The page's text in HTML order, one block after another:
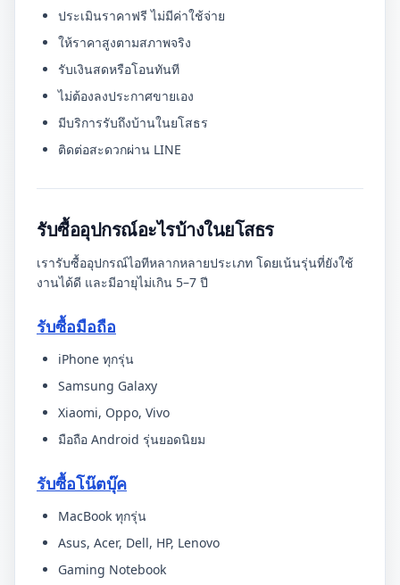
ประเมินราคาฟรี ไม่มีค่าใช้จ่าย
ให้ราคาสูงตามสภาพจริง
รับเงินสดหรือโอนทันที
ไม่ต้องลงประกาศขายเอง
มีบริการรับถึงบ้านในยโสธร
ติดต่อสะดวกผ่าน LINE
รับซื้ออุปกรณ์อะไรบ้างในยโสธร
เรารับซื้ออุปกรณ์ไอทีหลากหลายประเภท โดยเน้นรุ่นที่ยังใช้
งานได้ดี และมีอายุไม่เกิน 5–7 ปี
รับซื้อมือถือ
iPhone ทุกรุ่น
Samsung Galaxy
Xiaomi, Oppo, Vivo
มือถือ Android รุ่นยอดนิยม
รับซื้อโน๊ตบุ๊ค
MacBook ทุกรุ่น
Asus, Acer, Dell, HP, Lenovo
Gaming Notebook